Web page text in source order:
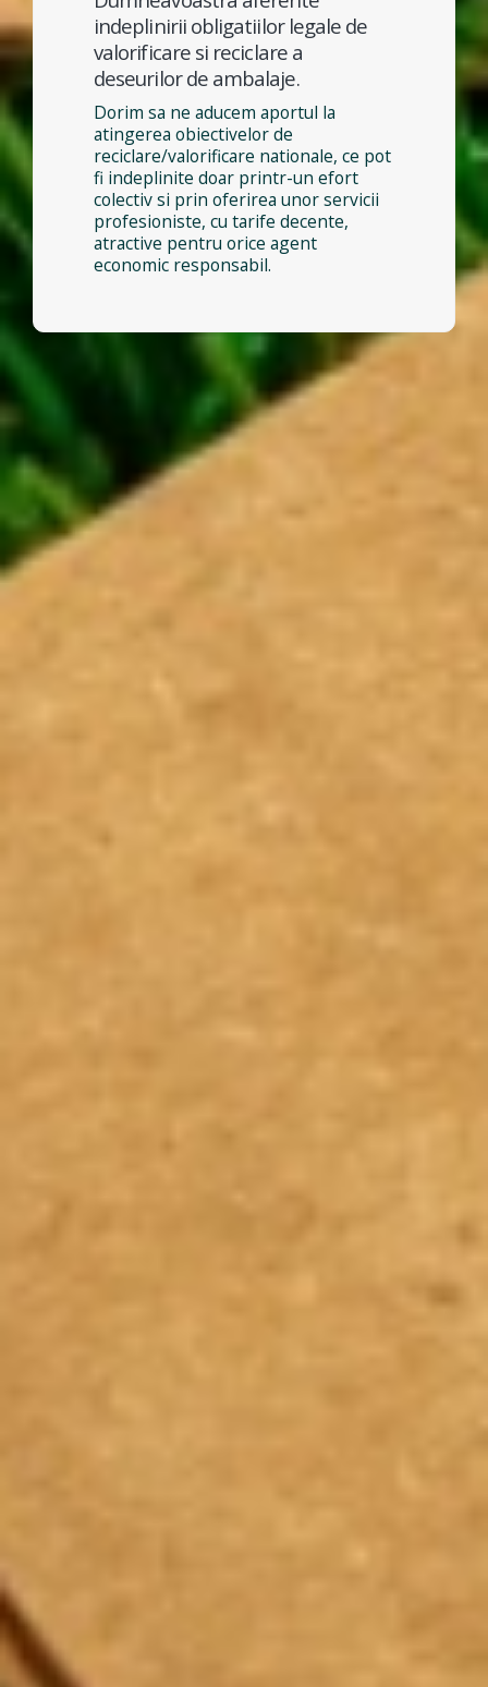
indeplinirii obligatiilor legale de
valorificare si reciclare a
deseurilor de ambalaje.
Dorim sa ne aducem aportul la
atingerea obiectivelor de
reciclare/valorificare nationale, ce pot
fi indeplinite doar printr-un efort
colectiv si prin oferirea unor servicii
profesioniste, cu tarife decente,
atractive pentru orice agent
economic responsabil.